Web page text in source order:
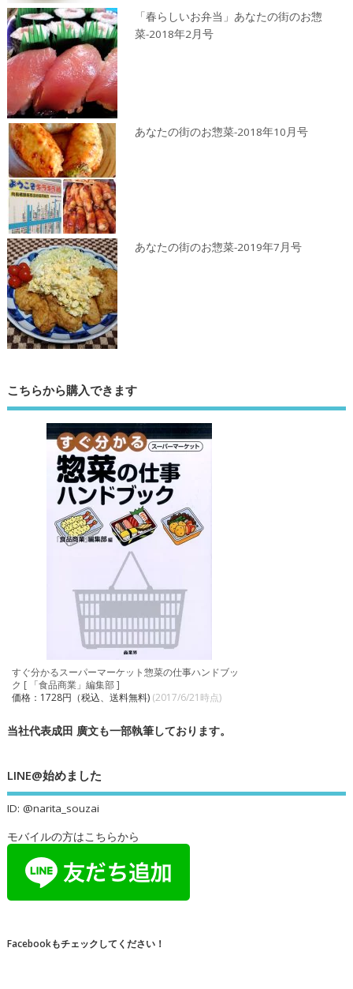
「春らしいお弁当」あなたの街のお惣
菜-2018年2月号
あなたの街のお惣菜-2018年10月号
あなたの街のお惣菜-2019年7月号
こちらから購入できます
すぐ分かるスーパーマーケット惣菜の仕事ハンドブッ
ク [ 「食品商業」編集部 ]
価格：1728円（税込、送料無料) (2017/6/21時点)
当社代表成田 廣文も一部執筆しております。
LINE@始めました
ID: @narita_souzai
モバイルの方はこちらから
Facebookもチェックしてください！